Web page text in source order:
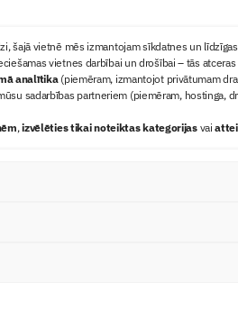
šajā vietnē mēs izmantojam sīkdatnes un
vietnes darbībai un drošībai – tās
analītika(piemēram, izmantojot privātumam
sadarbības partneriem (piemēram, hostinga,
,izvēlēties tikai noteiktas kategorijasvai